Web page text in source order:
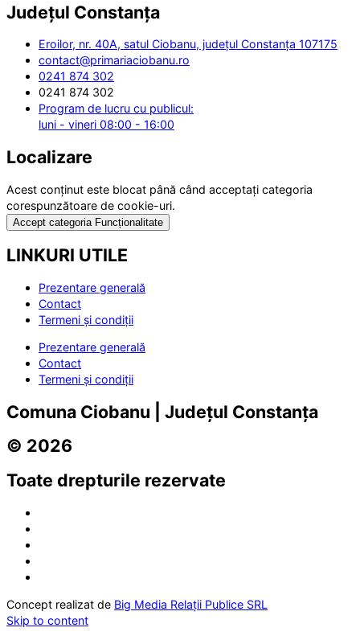
Județul Constanța
Eroilor, nr. 40A, satul Ciobanu, județul Constanța 107175
contact@primariaciobanu.ro
0241 874 302
0241 874 302
Program de lucru cu publicul:
luni - vineri 08:00 - 16:00
Localizare
Acest conținut este blocat până când acceptați categoria
corespunzătoare de cookie-uri.
Accept categoria Funcționalitate
LINKURI UTILE
Prezentare generală
Contact
Termeni și condiții
Prezentare generală
Contact
Termeni și condiții
Comuna Ciobanu | Județul Constanța
© 2026
Toate drepturile rezervate
Concept realizat de Big Media Relații Publice SRL
Skip to content